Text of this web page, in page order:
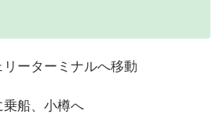
ーターミナルへ移動
乗船、小樽へ